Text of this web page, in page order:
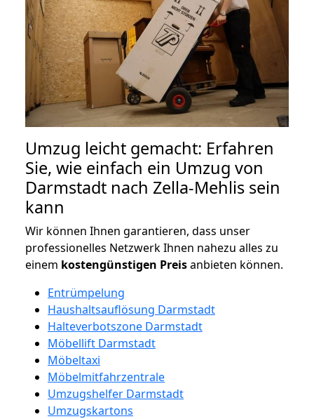
Umzug leicht gemacht: Erfahren
Sie, wie einfach ein Umzug von
Darmstadt nach Zella-Mehlis sein
kann
Wir können Ihnen garantieren, dass unser
professionelles Netzwerk Ihnen nahezu alles zu
einem kostengünstigen Preisanbieten können.
Entrümpelung
Haushaltsauflösung Darmstadt
Halteverbotszone Darmstadt
Möbellift Darmstadt
Möbeltaxi
Möbelmitfahrzentrale
Umzugshelfer Darmstadt
Umzugskartons